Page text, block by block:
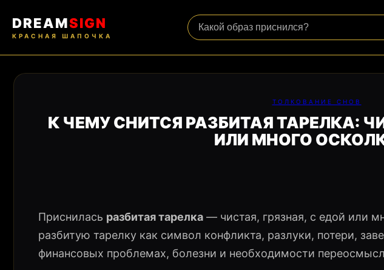
DREAMSIGN
КРАСНАЯ ШАПОЧКА
ТОЛКОВАНИЕ СНОВ
К ЧЕМУ СНИТСЯ РАЗБИТАЯ ТАРЕЛКА:
ИЛИ МНОГО
Приснилась разбитая тарелка — чистая, грязная, с едой или
разбитую тарелку как символ конфликта, разлуки, потери,
финансовых проблемах, болезни и необходимости